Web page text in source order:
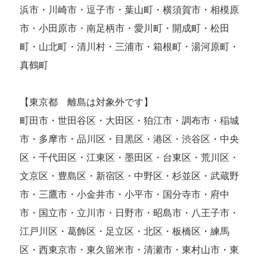
浜市・川崎市・逗子市・葉山町・横須賀市・相模原
市・小田原市・南足柄市・愛川町・開成町・松田
町・山北町・清川村・三浦市・箱根町・湯河原町・
真鶴町
【東京都 離島は対象外です】
町田市・世田谷区・大田区・狛江市・調布市・稲城
市・多摩市・品川区・目黒区・港区・渋谷区・中央
区・千代田区・江東区・墨田区・台東区・荒川区・
文京区・豊島区・新宿区・中野区・杉並区・武蔵野
市・三鷹市・小金井市・小平市・国分寺市・府中
市・国立市・立川市・日野市・昭島市・八王子市・
江戸川区・葛飾区・足立区・北区・板橋区・練馬
区・西東京市・東久留米市・清瀬市・東村山市・東